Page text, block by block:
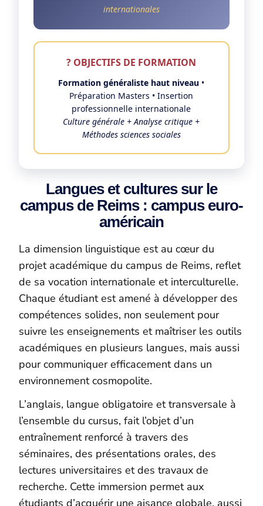
internationales
? OBJECTIFS DE FORMATION
Formation généraliste haut niveau •
Préparation Masters • Insertion
professionnelle internationale
Culture générale + Analyse critique +
Méthodes sciences sociales
Langues et cultures sur le
campus de Reims : campus euro-
américain
La dimension linguistique est au cœur du
projet académique du campus de Reims, reflet
de sa vocation internationale et interculturelle.
Chaque étudiant est amené à développer des
compétences solides, non seulement pour
suivre les enseignements et maîtriser les outils
académiques en plusieurs langues, mais aussi
pour communiquer efficacement dans un
environnement cosmopolite.
L’anglais, langue obligatoire et transversale à
l’ensemble du cursus, fait l’objet d’un
entraînement renforcé à travers des
séminaires, des présentations orales, des
lectures universitaires et des travaux de
recherche. Cette immersion permet aux
étudiants d’acquérir une aisance globale, aussi